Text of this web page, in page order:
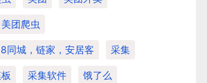
美团爬虫
同城，链家，安居客 采集
采集软件 饿了么